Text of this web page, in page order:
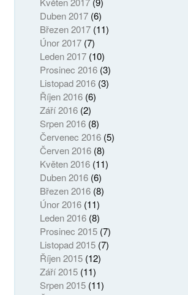
Duben 2017(6)
Březen 2017(11)
Únor 2017(7)
Leden 2017(10)
Prosinec 2016(3)
Listopad 2016(3)
Říjen 2016(6)
Září 2016(2)
Srpen 2016(8)
Červenec 2016(5)
Červen 2016(8)
Květen 2016(11)
Duben 2016(6)
Březen 2016(8)
Únor 2016(11)
Leden 2016(8)
Prosinec 2015(7)
Listopad 2015(7)
Říjen 2015(12)
Září 2015(11)
Srpen 2015(11)